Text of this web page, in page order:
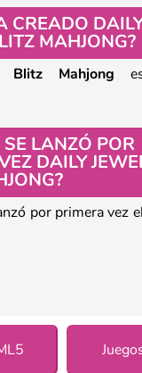
CREADO
MAHJONG?
Blitz Mahjong
LANZÓ POR
DAILY
por primera vez